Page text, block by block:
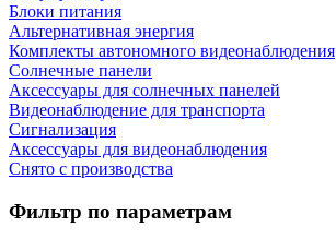
Блоки питания
Альтернативная энергия
Комплекты автономного видеонаблюдения
Солнечные панели
Аксессуары для солнечных панелей
Видеонаблюдение для транспорта
Сигнализация
Аксессуары для видеонаблюдения
Снято с производства
Фильтр по параметрам